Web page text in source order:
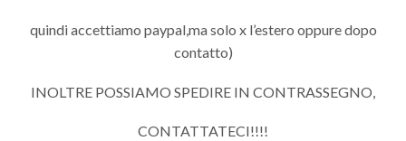
quindi accettiamo paypal,ma solo x l’estero oppure dopo
contatto)
INOLTRE POSSIAMO SPEDIRE IN CONTRASSEGNO,
CONTATTATECI!!!!